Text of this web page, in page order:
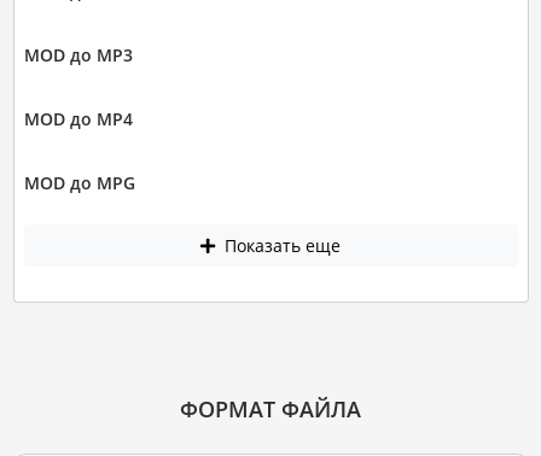
MOD до MP3
MOD до MP4
MOD до MPG
Показать еще
ФОРМАТ ФАЙЛА